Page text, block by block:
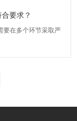
要求？
要在多个环节采取严